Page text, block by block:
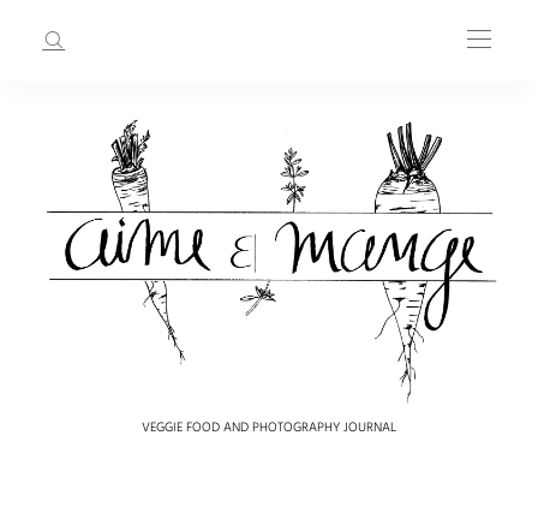
VEGGIE FOOD AND PHOTOGRAPHY JOURNAL